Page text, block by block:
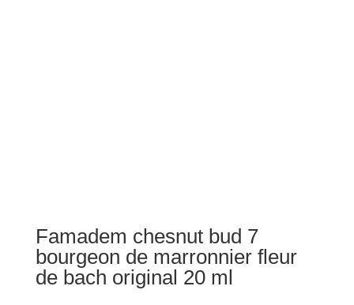
Famadem chesnut bud 7
bourgeon de marronnier fleur
de bach original 20 ml